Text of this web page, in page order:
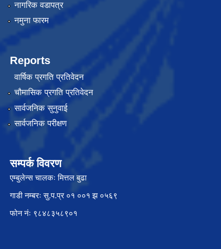
नागरिक वडापत्र
नमुना फारम
Reports
वार्षिक प्रगति प्रतिवेदन
चौमासिक प्रगति प्रतिवेदन
सार्वजनिक सुनुवाई
सार्वजनिक परीक्षण
सम्पर्क विवरण
एम्बुलेन्स चालकः मित्तल बुढा
गाडी नम्बरः सु.प.प्र ०१ ००१ झ ०५६९
फोन नंः ९८४८३५८९०१